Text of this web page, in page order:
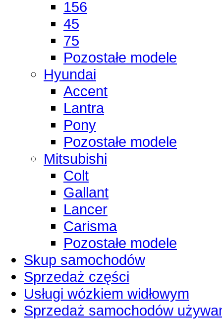
156
45
75
Pozostałe modele
Hyundai
Accent
Lantra
Pony
Pozostałe modele
Mitsubishi
Colt
Gallant
Lancer
Carisma
Pozostałe modele
Skup samochodów
Sprzedaż części
Usługi wózkiem widłowym
Sprzedaż samochodów